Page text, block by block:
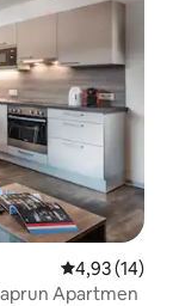
4,93 de uma
4,93 (14)
Apartmen